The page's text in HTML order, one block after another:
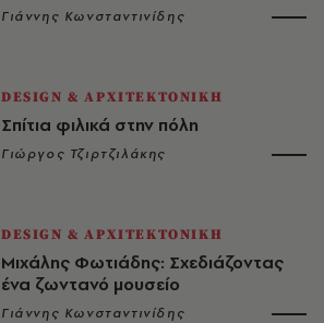
Γιάννης Κωνσταντινίδης
DESIGN & ΑΡΧΙΤΕΚΤΟΝΙΚΗ
Σπίτια φιλικά στην πόλη
Γιώργος Τζιρτζιλάκης
DESIGN & ΑΡΧΙΤΕΚΤΟΝΙΚΗ
Μιχάλης Φωτιάδης: Σχεδιάζοντας
ένα ζωντανό μουσείο
Γιάννης Κωνσταντινίδης